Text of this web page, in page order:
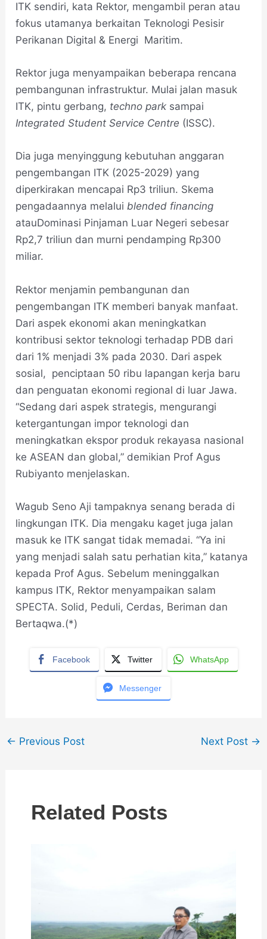
ITK sendiri, kata Rektor, mengambil peran atau
fokus utamanya berkaitan Teknologi Pesisir
Perikanan Digital & Energi Maritim.
Rektor juga menyampaikan beberapa rencana
pembangunan infrastruktur. Mulai jalan masuk
ITK, pintu gerbang, techno park sampai
Integrated Student Service Centre (ISSC).
Dia juga menyinggung kebutuhan anggaran
pengembangan ITK (2025-2029) yang
diperkirakan mencapai Rp3 triliun. Skema
pengadaannya melaluiblended financing
atauDominasi Pinjaman Luar Negeri sebesar
Rp2,7 triliun dan murni pendamping Rp300
miliar.
Rektor menjamin pembangunan dan
pengembangan ITK memberi banyak manfaat.
Dari aspek ekonomi akan meningkatkan
kontribusi sektor teknologi terhadap PDB dari
dari 1% menjadi 3% pada 2030. Dari aspek
sosial, penciptaan 50 ribu lapangan kerja baru
dan penguatan ekonomi regional di luar Jawa.
“Sedang dari aspek strategis, mengurangi
ketergantungan impor teknologi dan
meningkatkan ekspor produk rekayasa nasional
ke ASEAN dan global,” demikian Prof Agus
Rubiyanto menjelaskan.
Wagub Seno Aji tampaknya senang berada di
lingkungan ITK. Dia mengaku kaget juga jalan
masuk ke ITK sangat tidak memadai. “Ya ini
yang menjadi salah satu perhatian kita,” katanya
kepada Prof Agus. Sebelum meninggalkan
kampus ITK, Rektor menyampaikan salam
SPECTA. Solid, Peduli, Cerdas, Beriman dan
Bertaqwa.(*)
Facebook Twitter WhatsApp
Messenger
← Previous Post Next Post →
Related Posts